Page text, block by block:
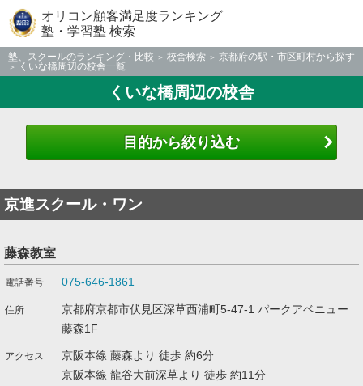
オリコン顧客満足度ランキング
塾・学習塾 検索
塾、スクールのランキング・比較 校舎検索
京都府の駅・市区町村から探す
くいな橋周辺の校舎一覧
くいな橋周辺の校舎
目的から絞り込む
京進スクール・ワン
藤森教室
075-646-1861
京都府京都市伏見区深草西浦町5-47-1 パークアベニュー
藤森1F
京阪本線 藤森より 徒歩 約6分
京阪本線 龍谷大前深草より 徒歩 約11分